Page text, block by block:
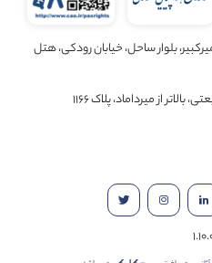
بلوار ساحل، خیابان رودکی، هتل
از میرداماد، پلاک 1166